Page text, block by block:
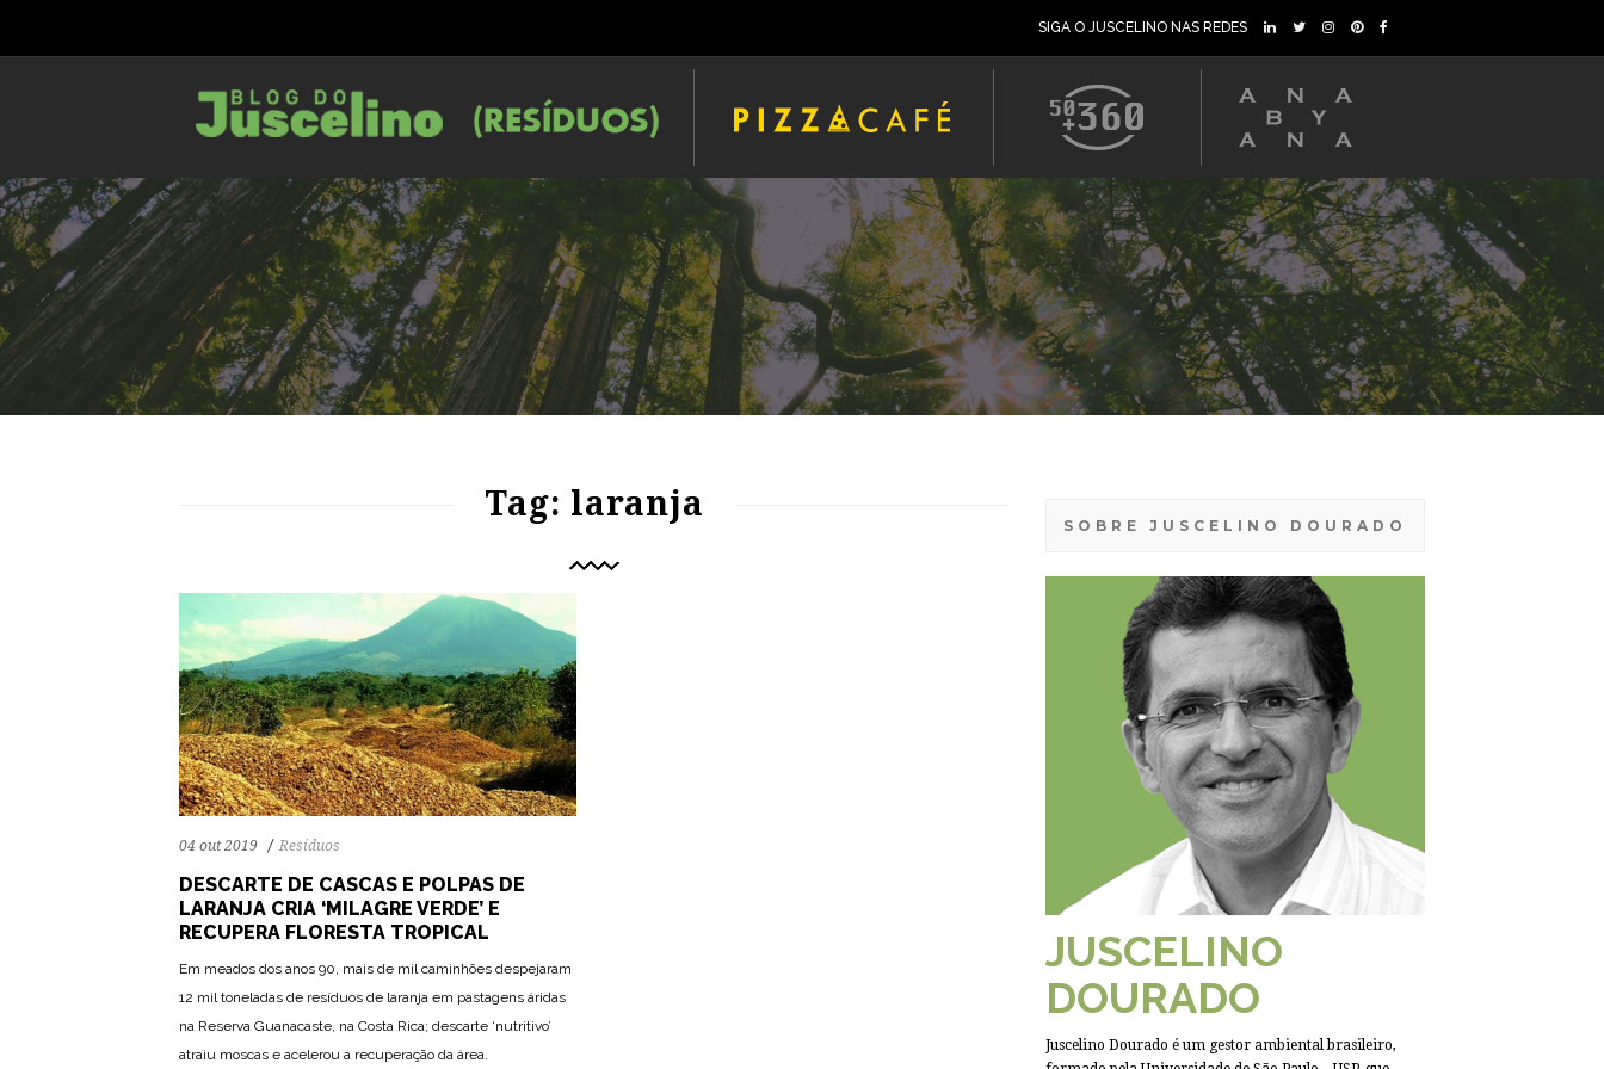
SIGA O JUSCELINO NAS REDES
Tag: laranja
04 out 2019 Resíduos
DESCARTE DE CASCAS E POLPAS DE
LARANJA CRIA ‘MILAGRE VERDE’ E
RECUPERA FLORESTA TROPICAL
Em meados dos anos 90, mais de mil caminhões despejaram
12 mil toneladas de resíduos de laranja em pastagens áridas
na Reserva Guanacaste, na Costa Rica; descarte ‘nutritivo’
atraiu moscas e acelerou a recuperação da área.
SOBRE JUSCELINO DOURADO
JUSCELINO
DOURADO
Juscelino Dourado é um gestor ambiental brasileiro,